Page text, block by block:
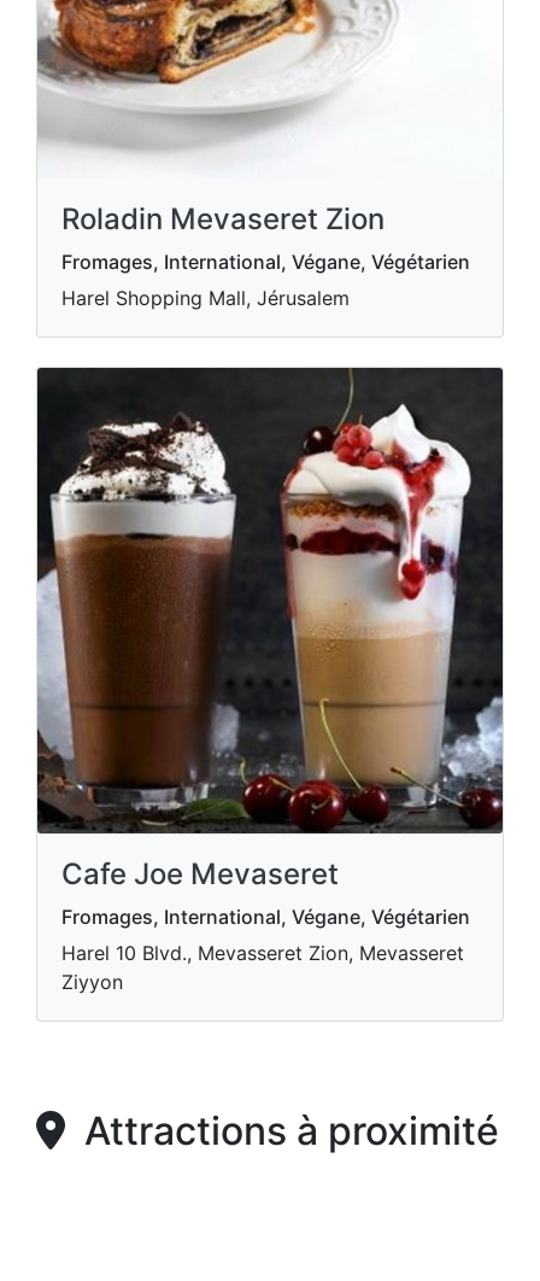
Roladin Mevaseret Zion
Fromages, International, Végane, Végétarien
Harel Shopping Mall, Jérusalem
Cafe Joe Mevaseret
Fromages, International, Végane, Végétarien
Harel 10 Blvd., Mevasseret Zion, Mevasseret
Ziyyon
Attractions à proximité